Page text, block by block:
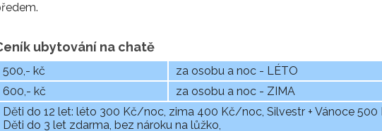
ubytování na chatě
500,- kč
za osobu a noc - LÉTO
600,- kč
za osobu a noc - ZIMA
Děti do 12 let: léto 300 Kč/noc, zima 400 Kč/noc, Silvestr + Vánoce
Děti do 3 let zdarma, bez nároku na lůžko,